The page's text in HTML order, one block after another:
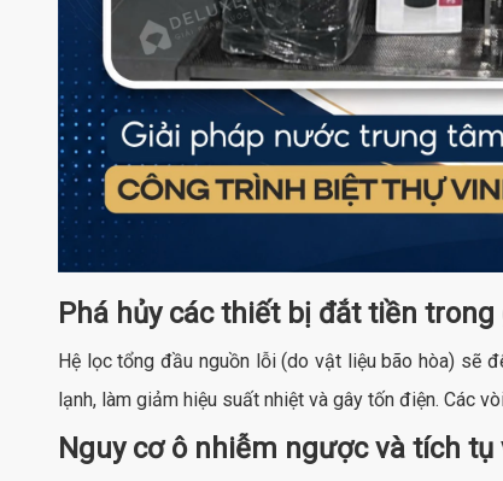
Phá hủy các thiết bị đắt tiền
Hệ lọc tổng đầu nguồn lỗi (do vật liệu bão hòa) sẽ
lạnh, làm giảm hiệu suất nhiệt và gây tốn điện. Các
Nguy cơ ô nhiễm ngược và tích tụ